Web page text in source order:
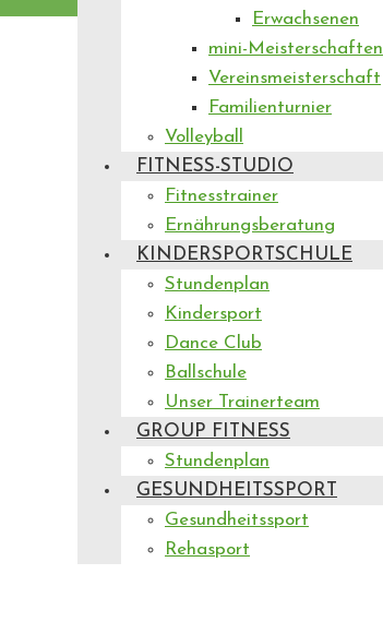
Erwachsenen
mini-Meisterschaften
Vereinsmeisterschaft
Familienturnier
Volleyball
FITNESS-STUDIO
Fitnesstrainer
Ernährungsberatung
KINDERSPORTSCHULE
Stundenplan
Kindersport
Dance Club
Ballschule
Unser Trainerteam
GROUP FITNESS
Stundenplan
GESUNDHEITSSPORT
Gesundheitssport
Rehasport